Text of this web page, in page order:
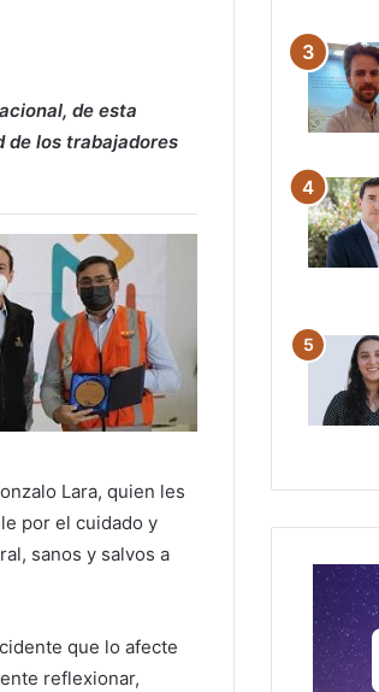
de esta
de los trabajadores
Lara, quien les
por el cuidado y
sanos y salvos a
que lo afecte
reflexionar,